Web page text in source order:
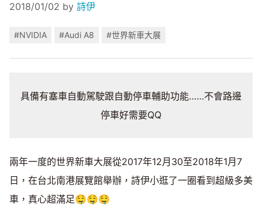
2018/01/02 by 詩伊
#NVIDIA #Audi A8 #世界新車大展
具備有塞車自動駕駛跟自動停車輔助功能……不會路邊
停車好需要QQ
兩年一度的世界新車大展從2017年12月30至2018年1月7
日，在台北南港展覽館舉辦，詩伊小逛了一圈看到超級多美
車，真心超滿足🤤🤤🤤